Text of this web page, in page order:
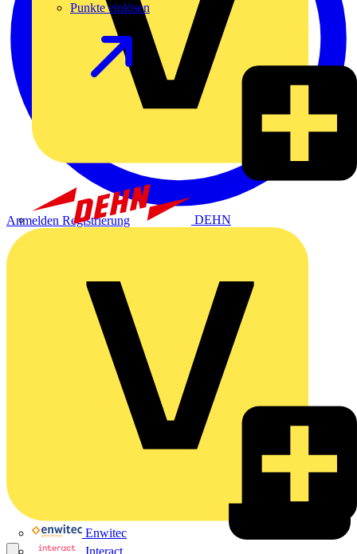
DEHN
Enwitec
Interact
Punkte einlösen
Anmelden Registrierung